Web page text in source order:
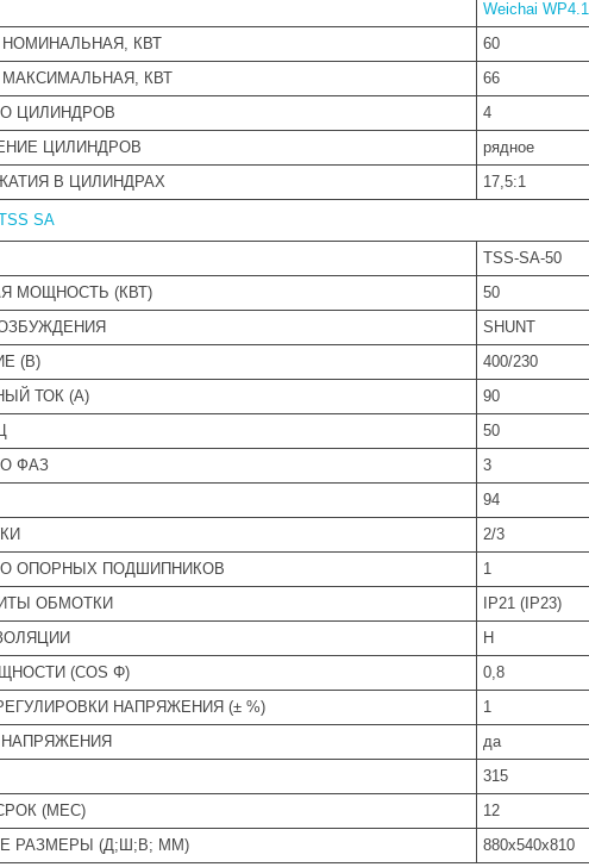
Weichai
КВТ
60
КВТ
66
ЦИЛИНДРОВ
4
ЦИЛИНДРОВ
рядное
В ЦИЛИНДРАХ
17,5:1
SA
TSS-SA-50
МОЩНОСТЬ (КВТ)
50
SHUNT
(В)
400/230
ТОК (А)
90
50
ФАЗ
3
94
2/3
ОПОРНЫХ ПОДШИПНИКОВ
1
ОБМОТКИ
IP21 (IP23)
Н
(COS Φ)
0,8
НАПРЯЖЕНИЯ (± %)
1
НАПРЯЖЕНИЯ
да
315
(МЕС)
12
РАЗМЕРЫ (Д;Ш;В; ММ)
880x540x810